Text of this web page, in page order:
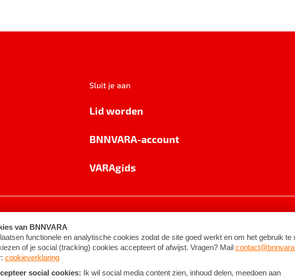
Sluit je aan
Lid worden
BNNVARA-account
VARAgids
Algemene voorwaarden ©2026BNNVARA